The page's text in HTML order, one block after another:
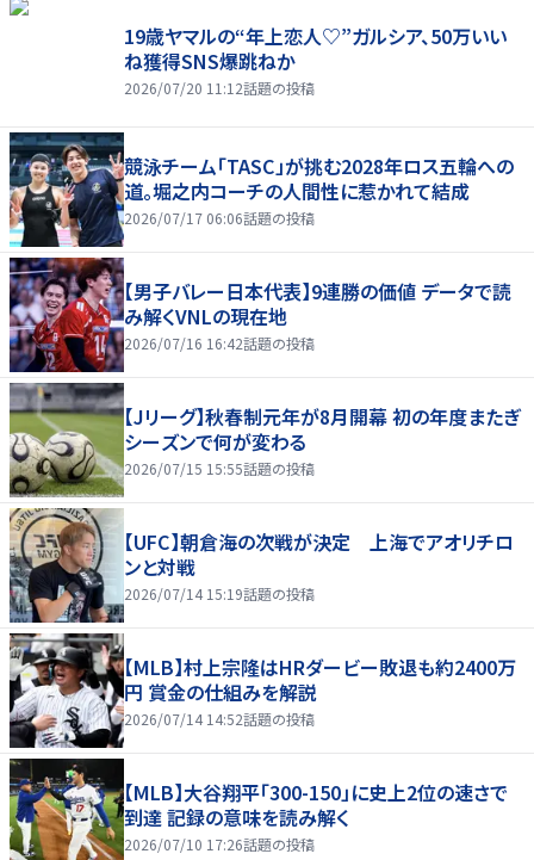
19歳ヤマルの“年上恋人♡”ガルシア、50万いい
ね獲得SNS爆跳ねか
2026/07/20 11:12話題の投稿
競泳チーム「TASC」が挑む2028年ロス五輪への
道。堀之内コーチの人間性に惹かれて結成
2026/07/17 06:06話題の投稿
【男子バレー日本代表】9連勝の価値 データで読
み解くVNLの現在地
2026/07/16 16:42話題の投稿
【Jリーグ】秋春制元年が8月開幕 初の年度またぎ
シーズンで何が変わる
2026/07/15 15:55話題の投稿
【UFC】朝倉海の次戦が決定 上海でアオリチロ
ンと対戦
2026/07/14 15:19話題の投稿
【MLB】村上宗隆はHRダービー敗退も約2400万
円 賞金の仕組みを解説
2026/07/14 14:52話題の投稿
【MLB】大谷翔平「300-150」に史上2位の速さで
到達 記録の意味を読み解く
2026/07/10 17:26話題の投稿